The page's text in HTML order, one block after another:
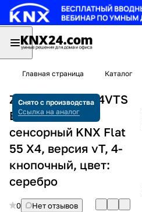
Главная страница Каталог
Снято с производства
Ссылка на аналог
Zennio ZVIF55X4VTS
Выключатель
сенсорный KNX Flat
55 X4, версия vT, 4-
кнопочный, цвет:
серебро
0
Нет отзывов